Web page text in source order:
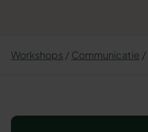
Workshops Communicatie